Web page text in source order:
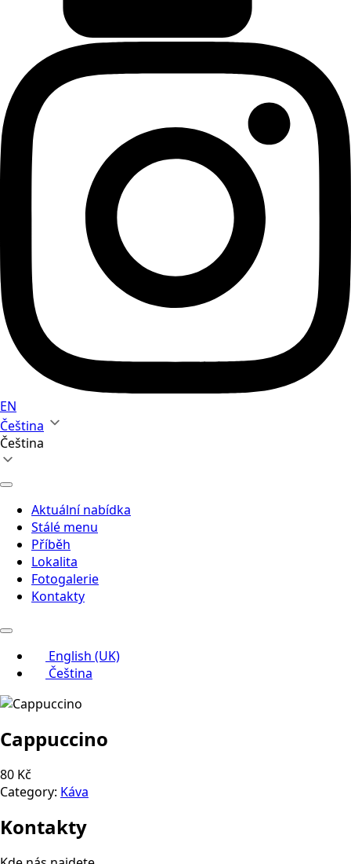
EN
Čeština
Čeština
Aktuální nabídka
Stálé menu
Příběh
Lokalita
Fotogalerie
Kontakty
English (UK)
Čeština
Cappuccino
80 Kč
Category: Káva
Kontakty